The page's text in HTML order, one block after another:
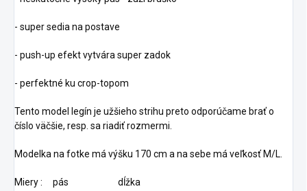
- super sedia na postave
- push-up efekt vytvára super zadok
- perfektné ku crop-topom
Tento model legín je užšieho strihu preto odporúčame brať o
číslo väčšie, resp. sa riadiť rozmermi.
Modelka na fotke má výšku 170 cm a na sebe má veľkosť M/L.
Miery : pás dĺžka